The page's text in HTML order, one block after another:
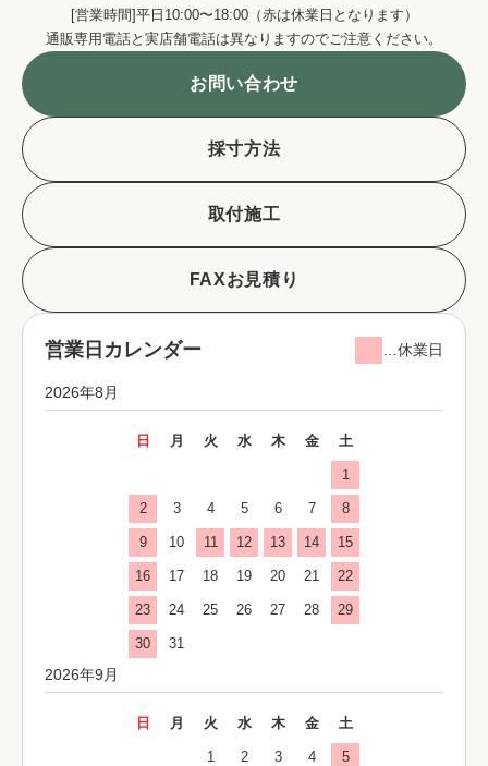
[営業時間]平日10:00〜18:00（赤は休業日となります）
通販専用電話と実店舗電話は異なりますのでご注意ください。
お問い合わせ
採寸方法
取付施工
FAXお見積り
営業日カレンダー …休業日
2026年8月
日 月 火 水 木 金 土
1
2 3 4 5 6 7 8
9 10 11 12 13 14 15
16 17 18 19 20 21 22
23 24 25 26 27 28 29
30 31
2026年9月
日 月 火 水 木 金 土
1 2 3 4 5